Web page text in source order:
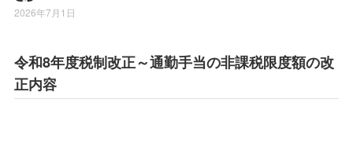
2026年7月1日
令和8年度税制改正～通勤手当の非課税限度額の改
正内容